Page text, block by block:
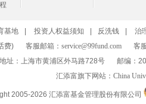
基地 投资人权益须知 反洗钱
治
费)
客服邮箱： service@99fund.com
客
址：上海市黄浦区外马路728号
邮编：
汇添富旗下网站： China
2005-2026 汇添富基金管理股份有限公司